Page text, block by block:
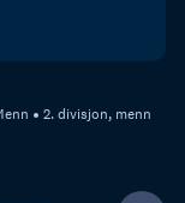
2. divisjon, menn